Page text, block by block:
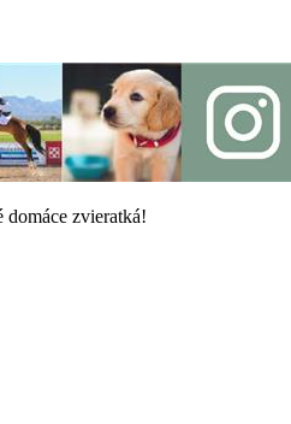
domáce zvieratká!